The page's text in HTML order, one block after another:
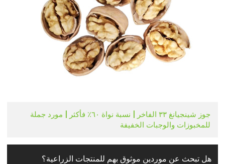
جوز شينجيانغ ٣٣ الفاخر | نسبة نواة ٦٠٪ فأكثر | مورد جملة
للمخبوزات والوجبات الخفيفة
هل تبحث عن موردين موثوق بهم للمنتجات الزراعية؟